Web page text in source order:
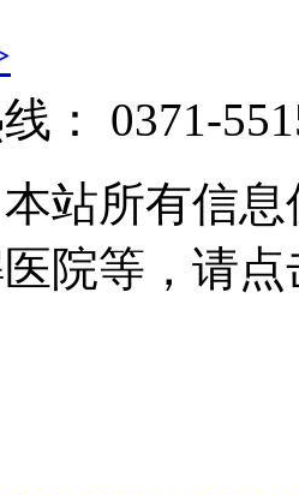
：
0371-
站所有信
院等，请